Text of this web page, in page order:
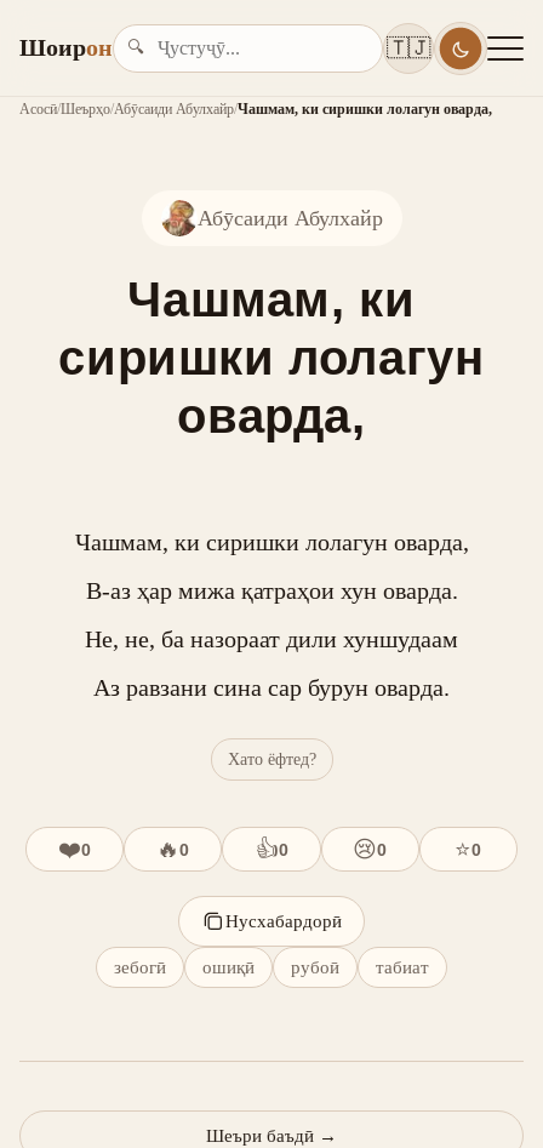
Шоирон 🔍 🇹🇯
Асосӣ/Шеърҳо/Абӯсаиди Абулхайр/Чашмам, ки сиришки лолагун оварда,
Абӯсаиди Абулхайр
Чашмам, ки
сиришки лолагун
оварда,
Чашмам, ки сиришки лолагун оварда,
В-аз ҳар мижа қатраҳои хун оварда.
Не, не, ба назораат дили хуншудаам
Аз равзани сина сар бурун оварда.
Хато ёфтед?
❤️0 🔥0 👍0 😢0 ⭐0
Нусхабардорӣ
зебогӣ ошиқӣ рубоӣ табиат
Шеъри баъдӣ →